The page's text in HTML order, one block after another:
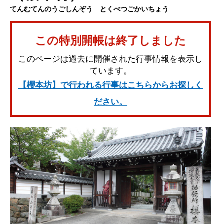
てんむてんのうごしんぞう とくべつごかいちょう
この特別開帳は終了しました
このページは過去に開催された行事情報を表示し
ています。
【櫻本坊】で行われる行事はこちらからお探しく
ださい。